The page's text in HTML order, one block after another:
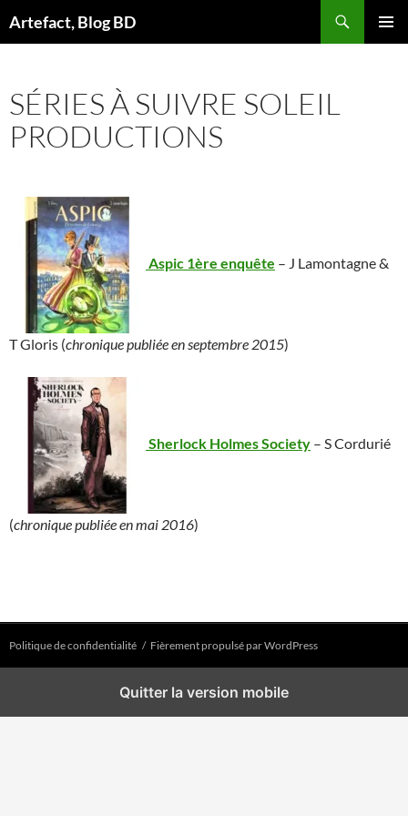
auArtefact, Blog BD
SÉRIES À SUIVRE SOLEIL
PRODUCTIONS
Aspic 1ère enquête – J Lamontagne &
T Gloris (chronique publiée en septembre 2015)
Sherlock Holmes Society – S Cordurié
(chronique publiée en mai 2016)
Politique de confidentialité Fièrement propulsé par WordPress
Quitter la version mobile